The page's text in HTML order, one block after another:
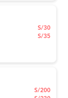
S/30
S/35
S/200